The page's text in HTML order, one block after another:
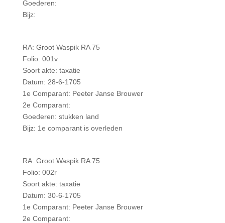
Goederen:
Bijz:
RA: Groot Waspik RA 75
Folio: 001v
Soort akte: taxatie
Datum: 28-6-1705
1e Comparant: Peeter Janse Brouwer
2e Comparant:
Goederen: stukken land
Bijz: 1e comparant is overleden
RA: Groot Waspik RA 75
Folio: 002r
Soort akte: taxatie
Datum: 30-6-1705
1e Comparant: Peeter Janse Brouwer
2e Comparant: